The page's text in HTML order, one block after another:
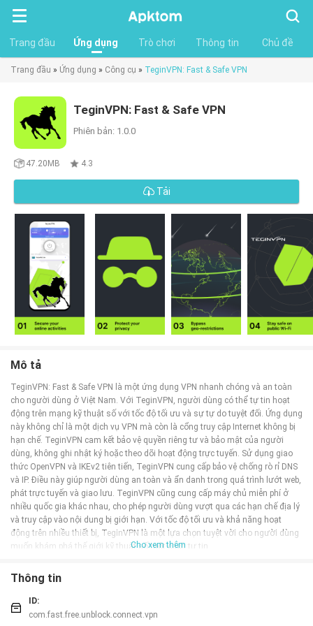
Tìm
kiếm
Trang đầu
Ứng dụng Trò chơi Thông tin Chủ đề
Trang đầu » Ứng dụng » Công cụ » TeginVPN: Fast & Safe VPN
TeginVPN: Fast & Safe VPN
Phiên bản: 1.0.0
47.20MB 4.3
Tải
Mô tả
TeginVPN: Fast & Safe VPN là một ứng dụng VPN nhanh chóng và an toàn
cho người dùng ở Việt Nam. Với TeginVPN, người dùng có thể tự tin hoạt
động trên mạng kỹ thuật số với tốc độ tối ưu và sự tự do tuyệt đối. Ứng dụng
này không chỉ là một dịch vụ VPN mà còn là cổng truy cập Internet không bị
hạn chế. TeginVPN cam kết bảo vệ quyền riêng tư và bảo mật của người
dùng, không ghi nhật ký hoặc theo dõi hoạt động trực tuyến. Sử dụng giao
thức OpenVPN và IKEv2 tiên tiến, TeginVPN cung cấp bảo vệ chống rò rỉ DNS
và IP. Điều này giúp người dùng an toàn và ẩn danh trong quá trình lướt web,
phát trực tuyến và giao lưu. TeginVPN cũng cung cấp máy chủ miễn phí ở
nhiều quốc gia khác nhau, cho phép người dùng vượt qua các hạn chế địa lý
và truy cập vào nội dung bị giới hạn. Với tốc độ tối ưu và khả năng hoạt
động trên nhiều thiết bị, TeginVPN là một lựa chọn tuyệt vời cho người dùng
muốn khám phá thế giới kỹ thuật số một cách tự tin.
VPN nhanh & miễn phí: Ứng dụng này cung cấp dịch vụ VPN miễn phí và với
tốc độ cao, giúp bạn truy cập internet một cách nhanh chóng và thuận tiện.
Cổng truy cập Internet không bị hạn chế: TeginVPN không chỉ là một dịch vụ
VPN, mà còn là một cổng truy cập Internet giúp bạn truy cập vào nội dung
Cho xem thêm
Thông tin
ID:
com.fast.free.unblock.connect.vpn